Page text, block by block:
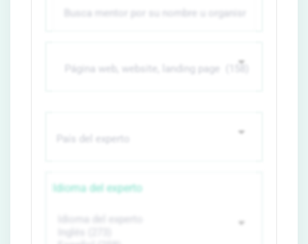
Idioma del experto